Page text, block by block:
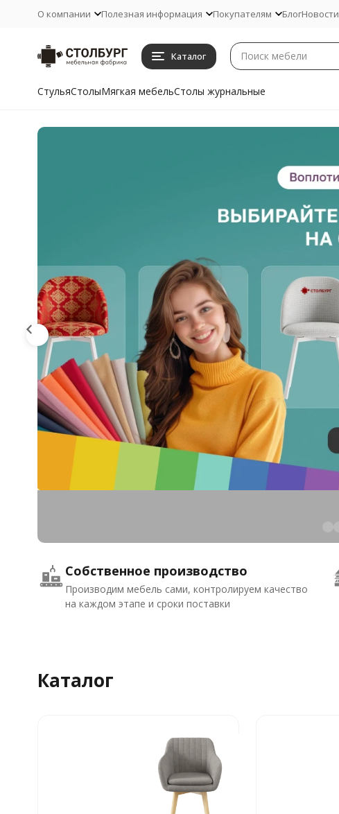
О компании Полезная информация Покупателям БлогНовости
Каталог
СтульяСтолыМягкая мебельСтолы журнальные
Собственное производство
Производим мебель сами, контролируем качество
на каждом этапе и сроки поставки
Каталог